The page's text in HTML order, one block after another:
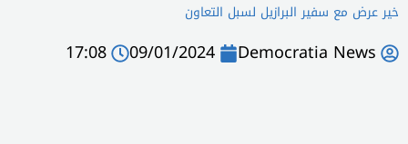
خير عرض مع سفير البرازيل لسبل التعاون
Democratia News
09/01/2024
17:08